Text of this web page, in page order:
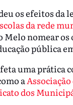
os efeitos da
da rede
nomear os
pública
uma prática
a
dos